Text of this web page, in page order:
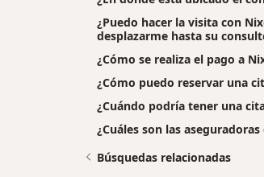
¿Puedo hacer la visita con
desplazarme hasta su
¿Cómo se realiza el pago a
¿Cómo puedo reservar una
¿Cuándo podría tener una
¿Cuáles son las
Búsquedas relacionadas